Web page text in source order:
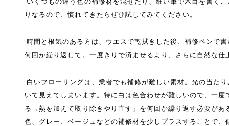
りなるので、慣れてきたらぜひ試してみてください。
時間と根気のある方は、ウエスで乾拭きした後、補修ペンで
何回か繰り返して。一度きりで済ませるより、さらに自然な仕
白いフローリングは、業者でも補修が難しい素材。光の当た
いて見えてしまいます。特に白は色合わせが難しいので、一
る→熱を加えて取り除きやり直す」を何回か繰り返す必要があ
色、グレー、ベージュなどの補修材を少しプラスすることで